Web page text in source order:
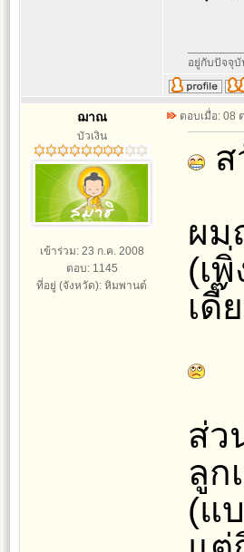
อยู่กับปัจจุบั
ฌาณ
บัวเงิน
เข้าร่วม: 23 ก.ค. 2008
ตอบ: 1145
ที่อยู่ (จังหวัด): หิมพานต์
ตอบเมื่อ: 08
ส
ผม
(เ
เดี๊
ส่ว
ลูก
(แ